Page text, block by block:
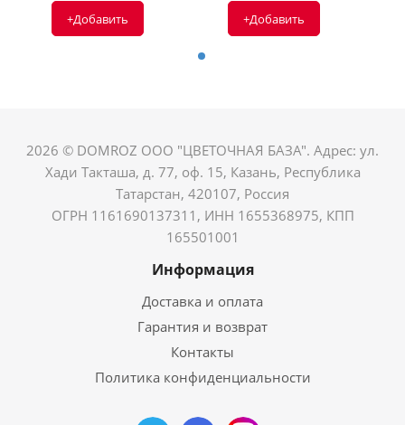
+Добавить +Добавить
2026 © DOMROZ ООО "ЦВЕТОЧНАЯ БАЗА". Адрес: ул.
Хади Такташа, д. 77, оф. 15, Казань, Республика
Татарстан, 420107, Россия
ОГРН 1161690137311, ИНН 1655368975, КПП
165501001
Информация
Доставка и оплата
Гарантия и возврат
Контакты
Политика конфиденциальности